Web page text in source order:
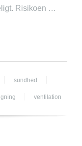
Risikoen …
sundhed
ventilation